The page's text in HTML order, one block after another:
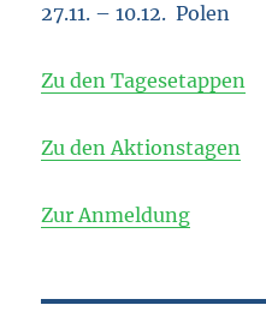
27.11. – 10.12. Polen
Zu den Tagesetappen
Zu den Aktionstagen
Zur Anmeldung